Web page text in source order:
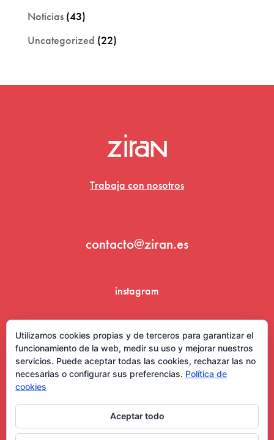
Noticias(43)
Uncategorized (22)
Trabaja con nosotros
contacto@ziran.es
instagram
Utilizamos cookies propias y de terceros para garantizar el
funcionamiento de la web, medir su uso y mejorar nuestros
servicios. Puede aceptar todas las cookies, rechazar las no
necesarias o configurar sus preferencias. Política de
cookies
Aceptar todo